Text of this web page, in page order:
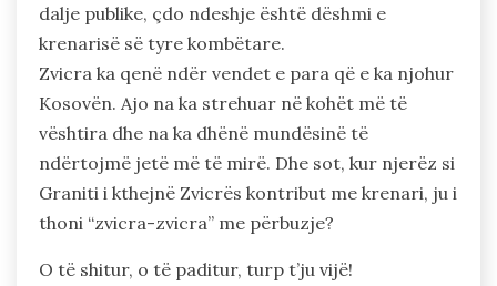
dalje publike, çdo ndeshje është dëshmi e
krenarisë së tyre kombëtare.
Zvicra ka qenë ndër vendet e para që e ka njohur
Kosovën. Ajo na ka strehuar në kohët më të
vështira dhe na ka dhënë mundësinë të
ndërtojmë jetë më të mirë. Dhe sot, kur njerëz si
Graniti i kthejnë Zvicrës kontribut me krenari, ju i
thoni “zvicra-zvicra” me përbuzje?
O të shitur, o të paditur, turp t’ju vijë!